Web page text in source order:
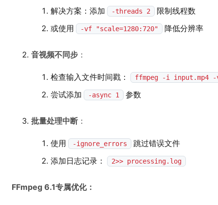
解决方案：添加 -threads 2
限制线程数
或使用
-vf "scale=1280:720" 降低分辨率
音视频不同步 ：
检查输入文件时间戳： ffmpeg -i
尝试添加 -async 1 参数
批量处理中断 ：
使用 -ignore_errors
跳过错误文件
添加日志记录：
2>> processing.log
FFmpeg 6.1专属优化：